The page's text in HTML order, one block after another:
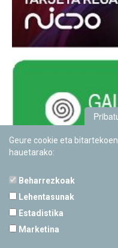
Geure cookie eta
hauetarako:
Beharrezkoak
Lehentasunak
Estadistika
Marketina